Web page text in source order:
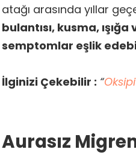
atağı arasında yıllar
bulantısı, kusma,
semptomlar eşlik
İlginizi Çekebilir : “
Aurasız